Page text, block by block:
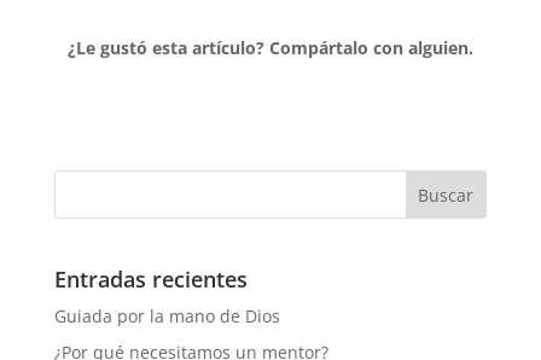
¿Le gustó esta artículo? Compártalo con alguien.
Entradas recientes
Guiada por la mano de Dios
¿Por qué necesitamos un mentor?